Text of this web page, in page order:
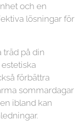
och en
lösningar för
träd på din
förbättra
sommardagar
ibland kan